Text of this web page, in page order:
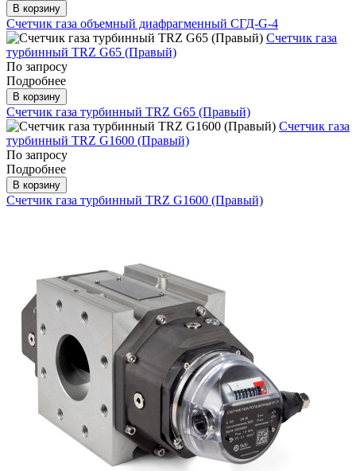
В корзину
Счетчик газа объемный диафрагменный СГД-G-4
Счетчик газа
турбинный TRZ G65 (Правый)
По запросу
Подробнее
В корзину
Счетчик газа турбинный TRZ G65 (Правый)
Счетчик газа
турбинный TRZ G1600 (Правый)
По запросу
Подробнее
В корзину
Счетчик газа турбинный TRZ G1600 (Правый)